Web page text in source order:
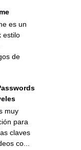
es un
estilo
de
muy
para
claves
co...